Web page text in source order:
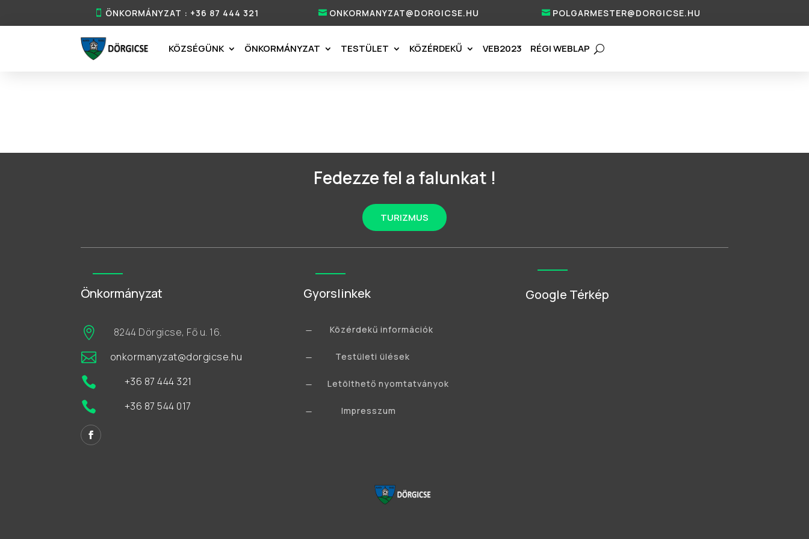
ÖNKORMÁNYZAT : +36 87 444 321 ONKORMANYZAT@DORGICSE.HU POLGARMESTER@DORGICSE.HU
KÖZSÉGÜNK ÖNKORMÁNYZAT TESTÜLET KÖZÉRDEKŰ VEB2023 RÉGI WEBLAP
Fedezze fel a falunkat !
TURIZMUS
Önkormányzat
 8244 Dörgicse, Fő u. 16.
 onkormanyzat@dorgicse.hu
 +36 87 444 321
 +36 87 544 017
Gyorslinkek
K Közérdekű információk
K Testületi ülések
K Letölthető nyomtatványok
K Impresszum
Google Térkép